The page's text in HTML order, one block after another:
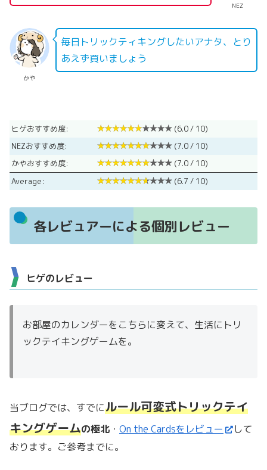
NEZ
かや
毎日トリックティキングしたいアナタ、とり
あえず買いましょう
ヒゲおすすめ度:
(6.0 / 10)
NEZおすすめ度:
(7.0 / 10)
かやおすすめ度:
(7.0 / 10)
Average:
(6.7 / 10)
各レビュアーによる個別レビュー
ヒゲのレビュー
お部屋のカレンダーをこちらに変えて、生活にトリ
ックテイキングゲームを。
当ブログでは、すでにルール可変式トリックテイ
キングゲームの極北 ・ On the Cardsをレビュー
して
おります。ご参考までに。